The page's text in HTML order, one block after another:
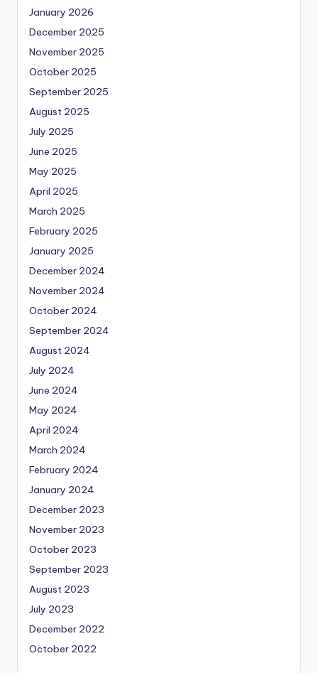
January 2026
December 2025
November 2025
October 2025
September 2025
August 2025
July 2025
June 2025
May 2025
April 2025
March 2025
February 2025
January 2025
December 2024
November 2024
October 2024
September 2024
August 2024
July 2024
June 2024
May 2024
April 2024
March 2024
February 2024
January 2024
December 2023
November 2023
October 2023
September 2023
August 2023
July 2023
December 2022
October 2022